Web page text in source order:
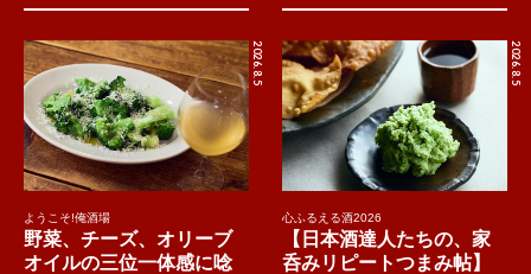
2026.8.5
ようこそ!俺酒場
野菜、チーズ、オリーブ
オイルの三位一体感に唸
2026.8.5
心ふるえる酒2026
【日本酒達人たちの、家
呑みリピートつまみ帖】